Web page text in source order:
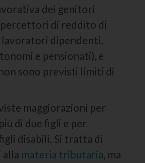
dei genitori
percettori di reddito di
lavoratori dipendenti,
e pensionati), e
sono previsti limiti di
maggiorazioni per
di due figli e per
disabili. Si tratta di
materia tributaria, ma